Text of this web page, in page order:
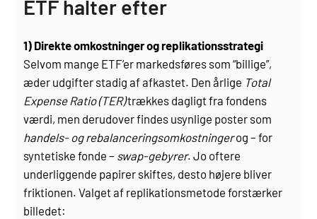
ETF halter efter
1) Direkte omkostninger og replikationsstrategi
Selvom mange ETF’er markedsføres som “billige”,
æder udgifter stadig af afkastet. Den årlige Total
Expense Ratio (TER)trækkes dagligt fra fondens
værdi, men derudover findes usynlige poster som
handels- og rebalanceringsomkostningerog – for
syntetiske fonde – swap-gebyrer. Jo oftere
underliggende papirer skiftes, desto højere bliver
friktionen. Valget af replikationsmetode forstærker
billedet: